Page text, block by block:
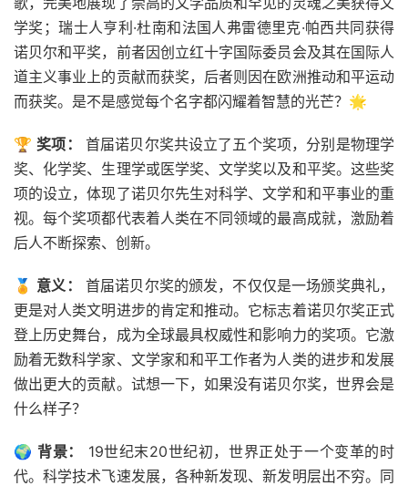
学奖；瑞士人亨利·杜南和法国人弗雷德里克·帕西共同获得
诺贝尔和平奖，前者因创立红十字国际委员会及其在国际人
道主义事业上的贡献而获奖，后者则因在欧洲推动和平运动
而获奖。是不是感觉每个名字都闪耀着智慧的光芒？🌟
🏆奖项：
首届诺贝尔奖共设立了五个奖项，分别是物理学
奖、化学奖、生理学或医学奖、文学奖以及和平奖。这些奖
项的设立，体现了诺贝尔先生对科学、文学和和平事业的重
视。每个奖项都代表着人类在不同领域的最高成就，激励着
后人不断探索、创新。
🏅 意义：
首届诺贝尔奖的颁发，不仅仅是一场颁奖典礼，
更是对人类文明进步的肯定和推动。它标志着诺贝尔奖正式
登上历史舞台，成为全球最具权威性和影响力的奖项。它激
励着无数科学家、文学家和和平工作者为人类的进步和发展
做出更大的贡献。试想一下，如果没有诺贝尔奖，世界会是
什么样子？
🌍 背景：
19世纪末20世纪初，世界正处于一个变革的时
代。科学技术飞速发展，各种新发现、新发明层出不穷。同